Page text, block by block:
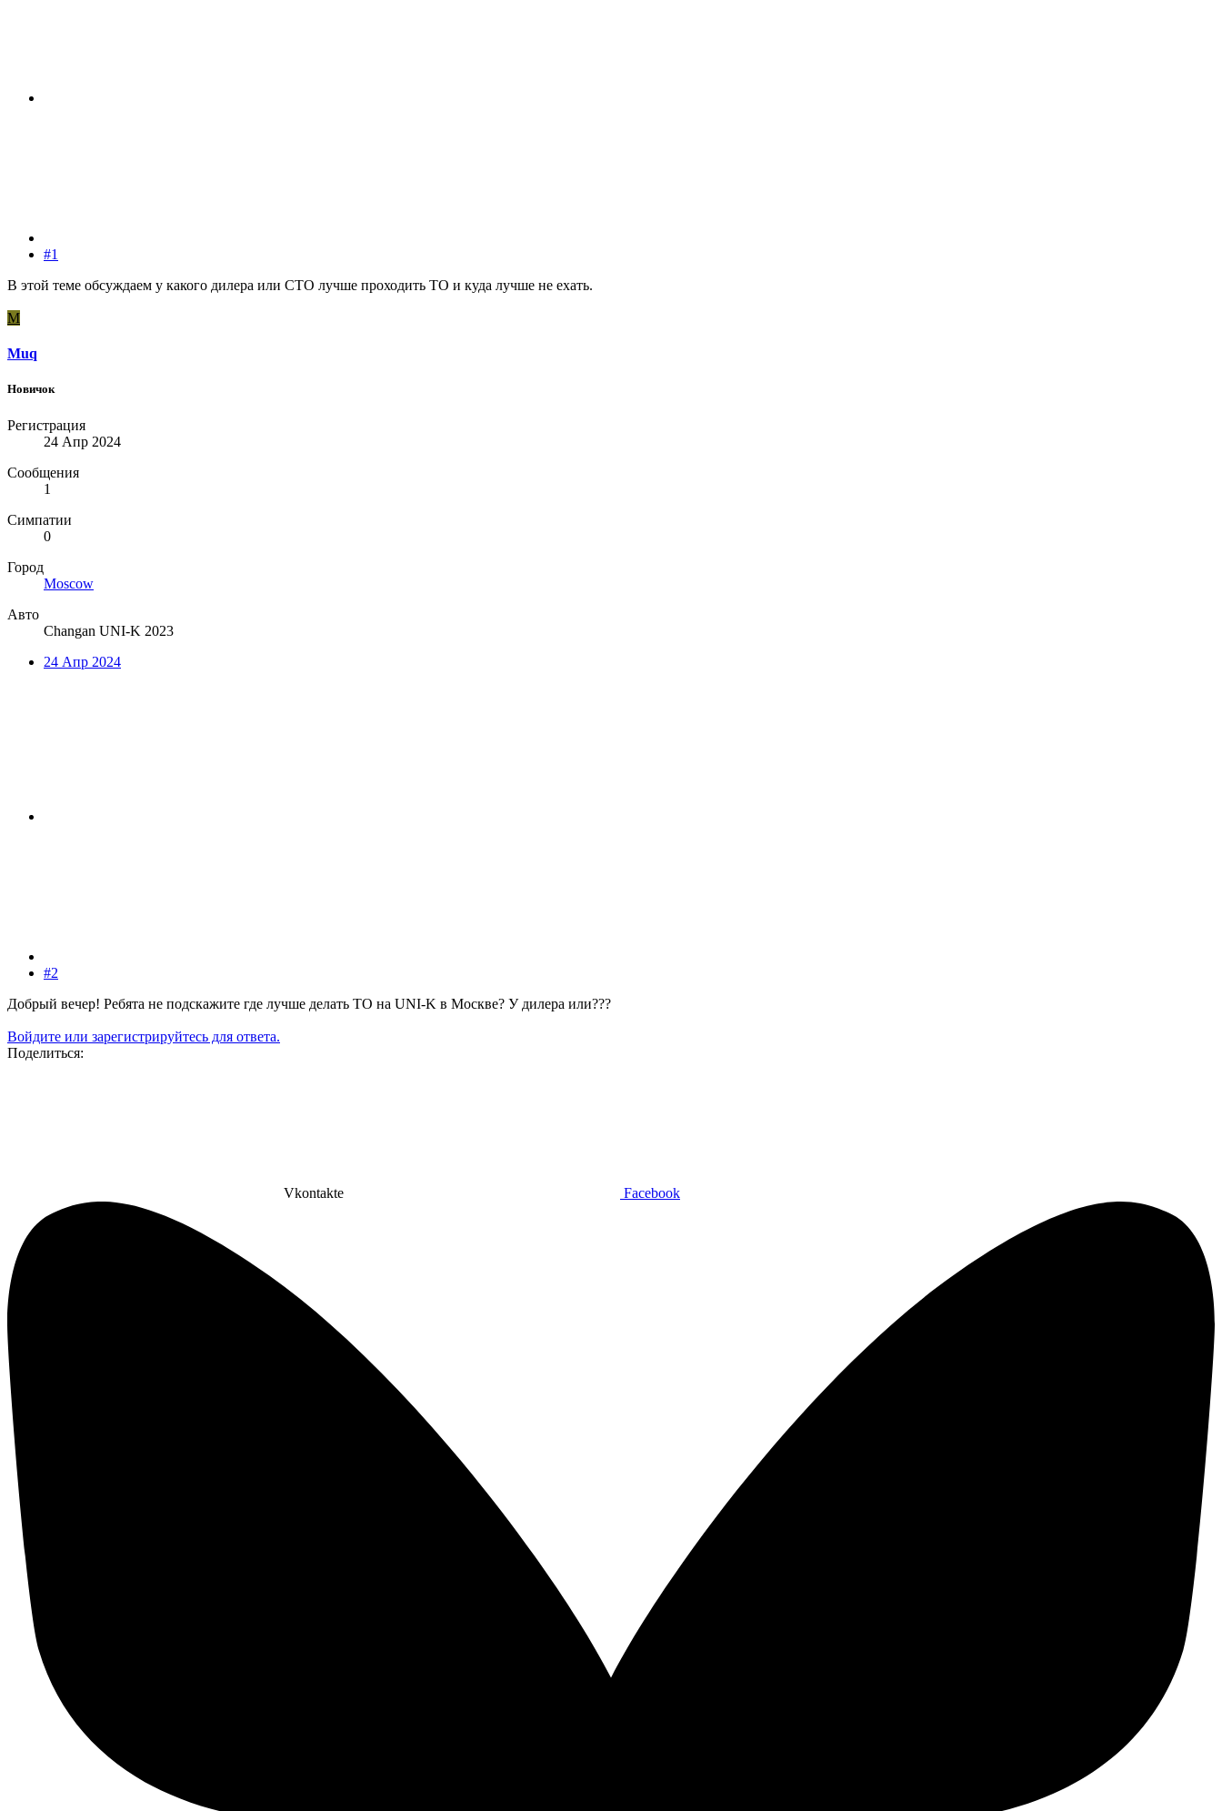
#1
В этой теме обсуждаем у какого дилера или СТО лучше проходить ТО и куда лучше не ехать.
M
Muq
Новичок
Регистрация
24 Апр 2024
Сообщения
1
Симпатии
0
Город
Moscow
Авто
Changan UNI-K 2023
24 Апр 2024
#2
Добрый вечер! Ребята не подскажите где лучше делать ТО на UNI-K в Москве? У дилера или???
Войдите или зарегистрируйтесь для ответа.
Поделиться:
Vkontakte Facebook